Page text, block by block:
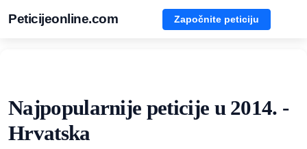
Peticijeonline.com Započnite peticiju
Najpopularnije peticije u 2014. -
Hrvatska